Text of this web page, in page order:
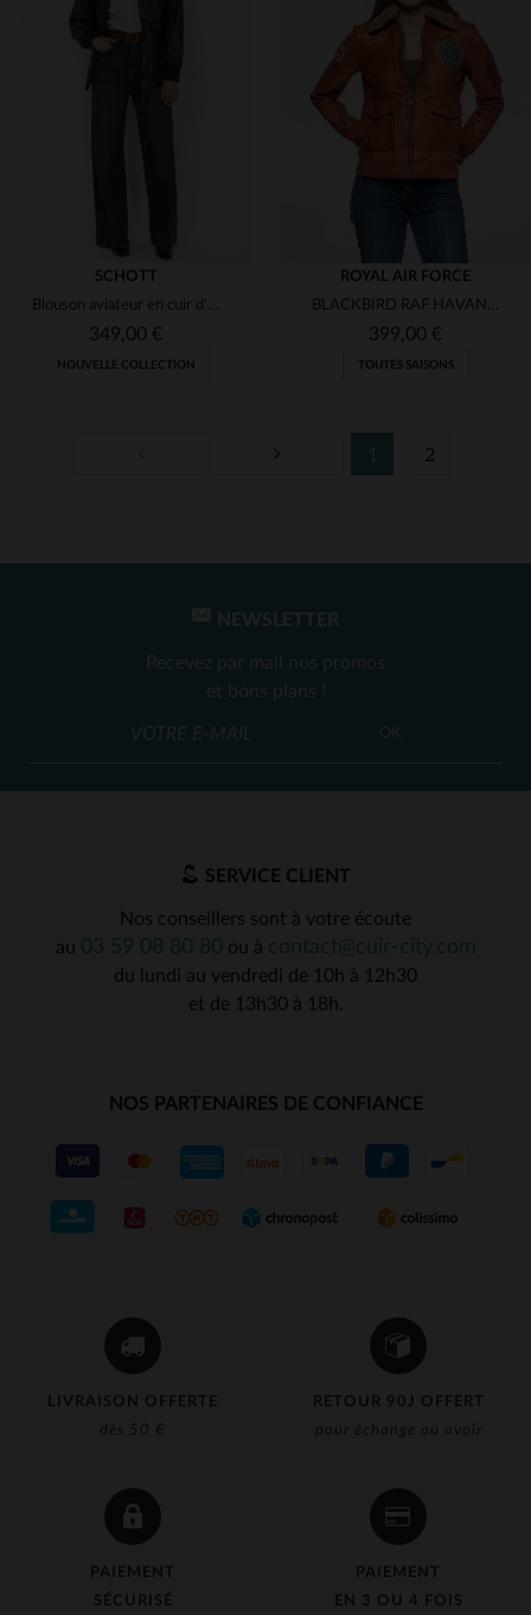
TAILLES DISPONIBLES TAILLES DISPONIBLES
SCHOTT
Blouson aviateur en cuir d'agneau lavé marron, souple et oversize.
349,00 €
NOUVELLE COLLECTION
ROYAL AIR FORCE
BLACKBIRD RAF HAVANE : cuir de mouton souple, style aviateur.
399,00 €
TOUTES SAISONS
2
LIVRAISON OFFERTE
dès 50 €
RETOUR 90J OFFERT
pour échange ou avoir
PAIEMENT
SÉCURISÉ
PAIEMENT
EN 3 OU 4 FOIS
NEWSLETTER
Recevez par mail nos promos
et bons plans !
OK
SERVICE CLIENT
Nos conseillers sont à votre écoute
au
ou à
du lundi au vendredi de 10h à 12h30
et de 13h30 à 18h.
NOS PARTENAIRES DE CONFIANCE